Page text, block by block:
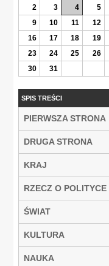
2
3 4 5
9
10 11 12
16
17 18 19
23
24 25 26
30
31
SPIS TREŚCI
PIERWSZA STRONA
DRUGA STRONA
KRAJ
RZECZ O POLITYCE
ŚWIAT
KULTURA
NAUKA